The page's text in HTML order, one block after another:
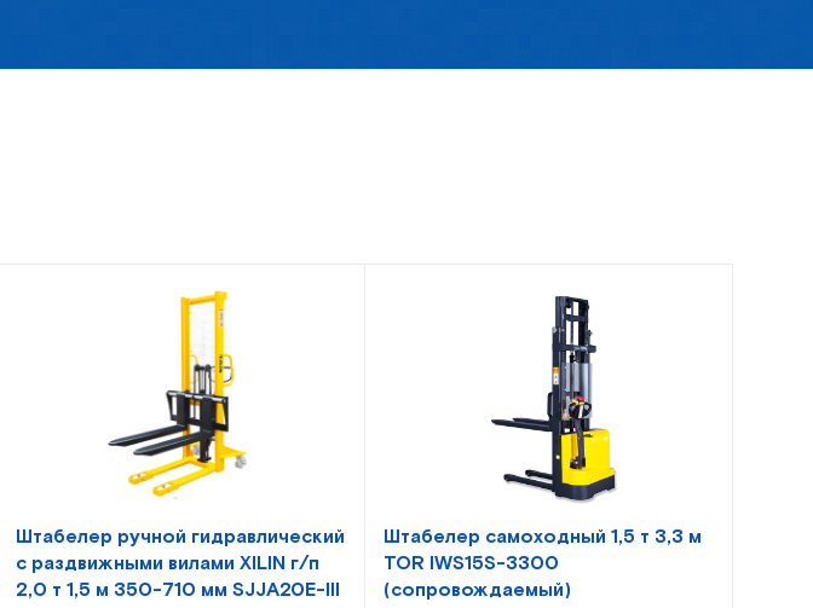
Штабелер ручной гидравлический
с раздвижными вилами XILIN г/п
2,0 т 1,5 м 350-710 мм SJJA20E-III
Штабелер самоходный 1,5 т 3,3 м
TOR IWS15S-3300
(сопровождаемый)